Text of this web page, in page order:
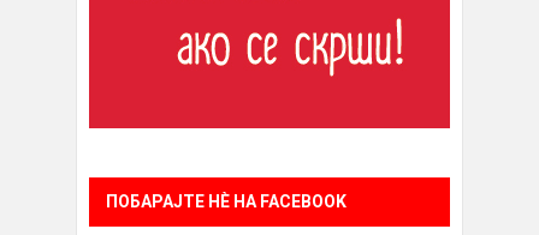
ПОБАРАЈТЕ НÈ НА FACEBOOK